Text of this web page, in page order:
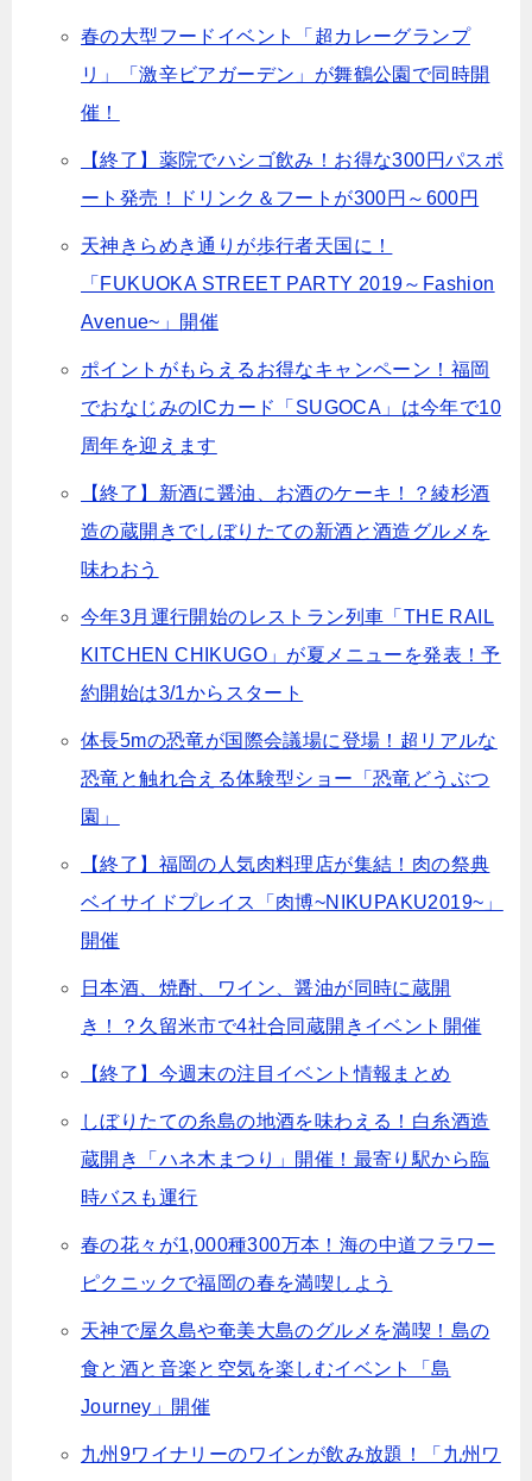
春の大型フードイベント「超カレーグランプ
リ」「激辛ビアガーデン」が舞鶴公園で同時開
催！
【終了】薬院でハシゴ飲み！お得な300円パスポ
ート発売！ドリンク＆フートが300円～600円
天神きらめき通りが歩行者天国に！
「FUKUOKA STREET PARTY 2019～Fashion
Avenue~」開催
ポイントがもらえるお得なキャンペーン！福岡
でおなじみのICカード「SUGOCA」は今年で10
周年を迎えます
【終了】新酒に醤油、お酒のケーキ！？綾杉酒
造の蔵開きでしぼりたての新酒と酒造グルメを
味わおう
今年3月運行開始のレストラン列車「THE RAIL
KITCHEN CHIKUGO」が夏メニューを発表！予
約開始は3/1からスタート
体長5mの恐竜が国際会議場に登場！超リアルな
恐竜と触れ合える体験型ショー「恐竜どうぶつ
園」
【終了】福岡の人気肉料理店が集結！肉の祭典
ベイサイドプレイス「肉博~NIKUPAKU2019~」
開催
日本酒、焼酎、ワイン、醤油が同時に蔵開
き！？久留米市で4社合同蔵開きイベント開催
【終了】今週末の注目イベント情報まとめ
しぼりたての糸島の地酒を味わえる！白糸酒造
蔵開き「ハネ木まつり」開催！最寄り駅から臨
時バスも運行
春の花々が1,000種300万本！海の中道フラワー
ピクニックで福岡の春を満喫しよう
天神で屋久島や奄美大島のグルメを満喫！島の
食と酒と音楽と空気を楽しむイベント「島
Journey」開催
九州9ワイナリーのワインが飲み放題！「九州ワ